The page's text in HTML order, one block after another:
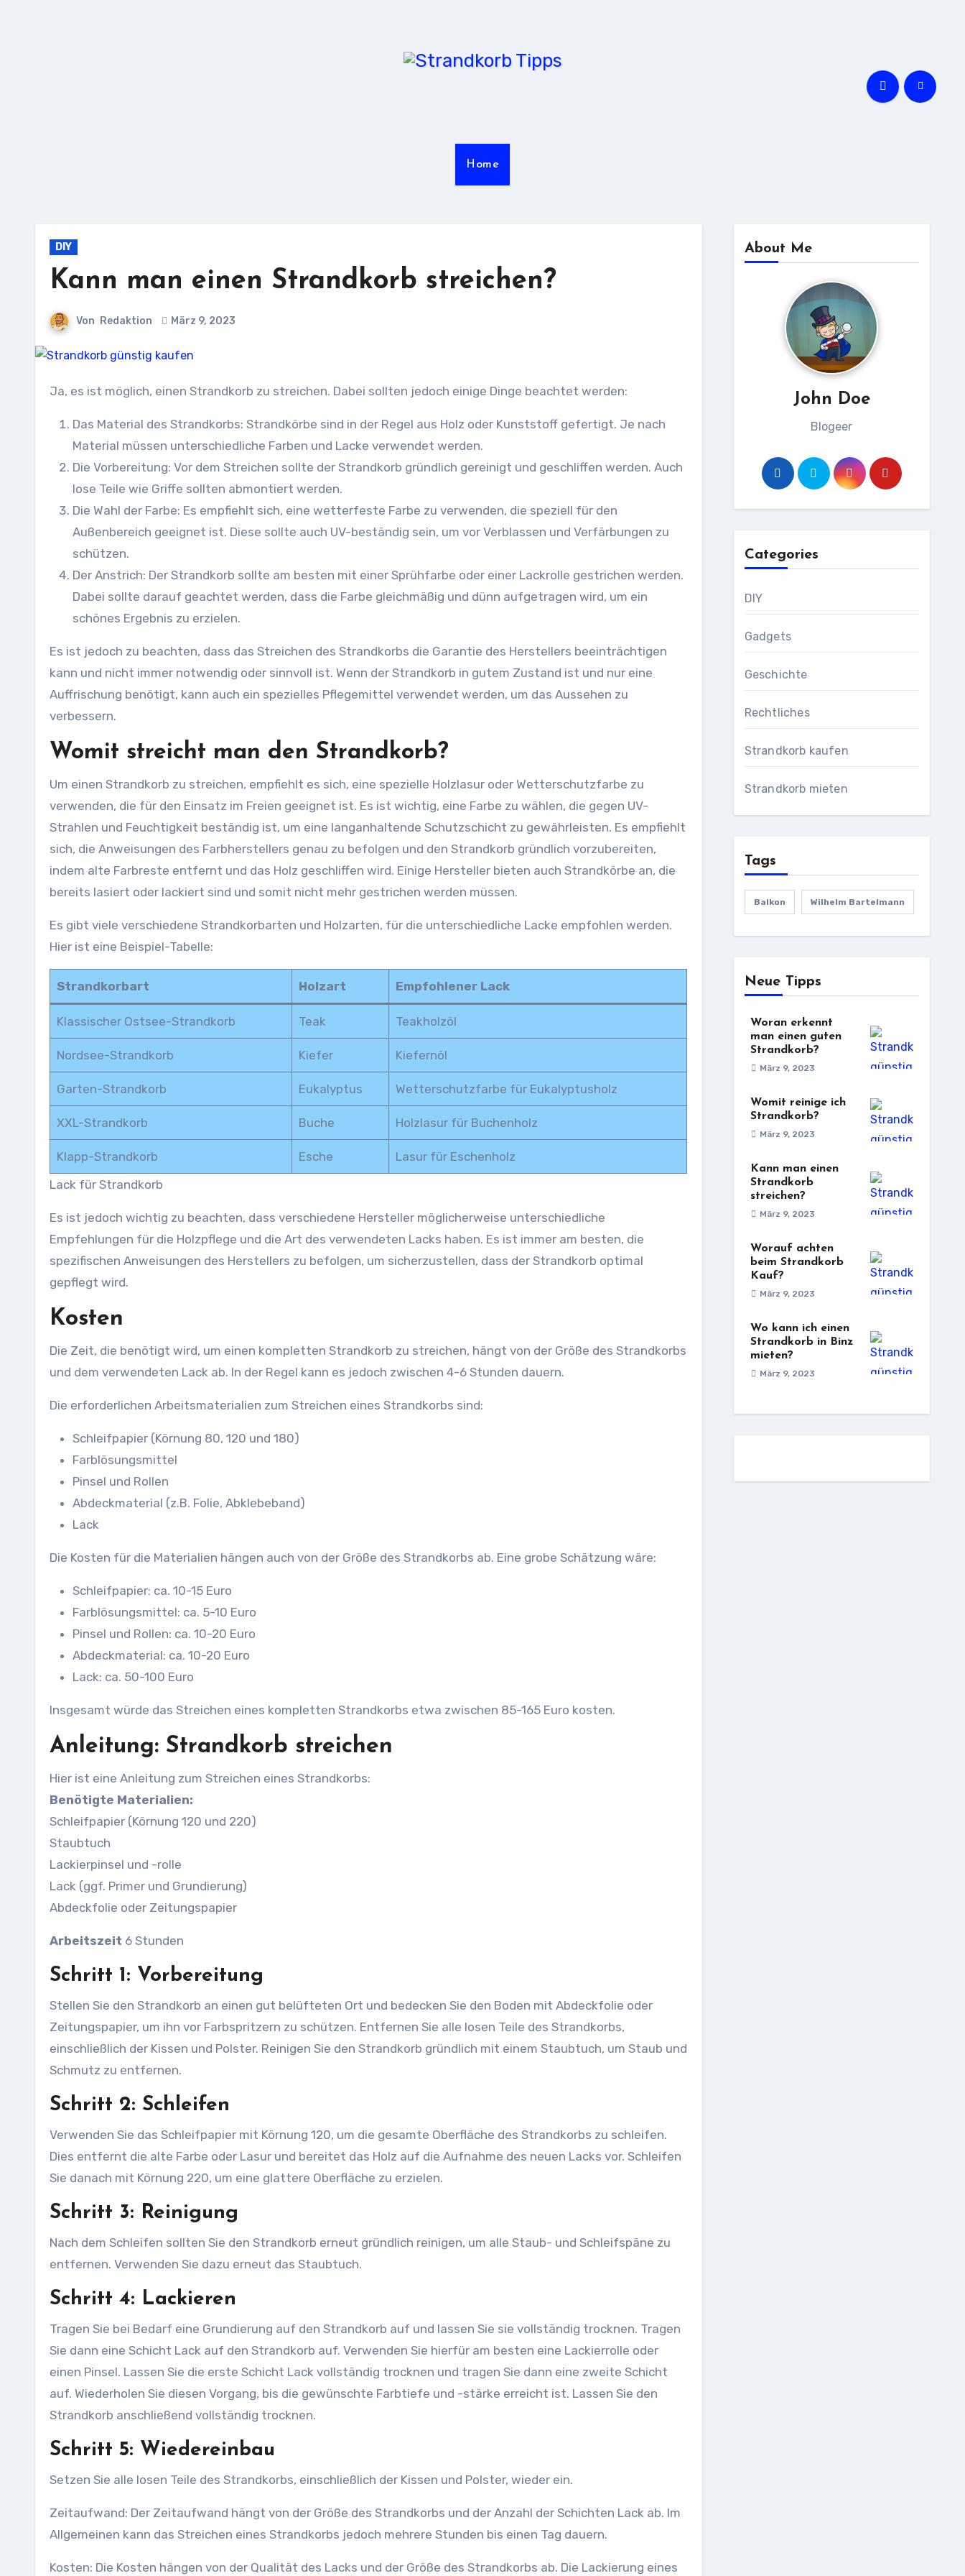
Home
DIY
Kann man einen Strandkorb streichen?
Von Redaktion März 9, 2023
Ja, es ist möglich, einen Strandkorb zu streichen. Dabei sollten jedoch einige Dinge beachtet werden:
Das Material des Strandkorbs: Strandkörbe sind in der Regel aus Holz oder Kunststoff gefertigt. Je nach
Material müssen unterschiedliche Farben und Lacke verwendet werden.
Die Vorbereitung: Vor dem Streichen sollte der Strandkorb gründlich gereinigt und geschliffen werden. Auch
lose Teile wie Griffe sollten abmontiert werden.
Die Wahl der Farbe: Es empfiehlt sich, eine wetterfeste Farbe zu verwenden, die speziell für den
Außenbereich geeignet ist. Diese sollte auch UV-beständig sein, um vor Verblassen und Verfärbungen zu
schützen.
Der Anstrich: Der Strandkorb sollte am besten mit einer Sprühfarbe oder einer Lackrolle gestrichen werden.
Dabei sollte darauf geachtet werden, dass die Farbe gleichmäßig und dünn aufgetragen wird, um ein
schönes Ergebnis zu erzielen.
Es ist jedoch zu beachten, dass das Streichen des Strandkorbs die Garantie des Herstellers beeinträchtigen
kann und nicht immer notwendig oder sinnvoll ist. Wenn der Strandkorb in gutem Zustand ist und nur eine
Auffrischung benötigt, kann auch ein spezielles Pflegemittel verwendet werden, um das Aussehen zu
verbessern.
Womit streicht man den Strandkorb?
Um einen Strandkorb zu streichen, empfiehlt es sich, eine spezielle Holzlasur oder Wetterschutzfarbe zu
verwenden, die für den Einsatz im Freien geeignet ist. Es ist wichtig, eine Farbe zu wählen, die gegen UV-
Strahlen und Feuchtigkeit beständig ist, um eine langanhaltende Schutzschicht zu gewährleisten. Es empfiehlt
sich, die Anweisungen des Farbherstellers genau zu befolgen und den Strandkorb gründlich vorzubereiten,
indem alte Farbreste entfernt und das Holz geschliffen wird. Einige Hersteller bieten auch Strandkörbe an, die
bereits lasiert oder lackiert sind und somit nicht mehr gestrichen werden müssen.
Es gibt viele verschiedene Strandkorbarten und Holzarten, für die unterschiedliche Lacke empfohlen werden.
Hier ist eine Beispiel-Tabelle:
Strandkorbart Holzart Empfohlener Lack
Klassischer Ostsee-Strandkorb Teak Teakholzöl
Nordsee-Strandkorb Kiefer Kiefernöl
Garten-Strandkorb Eukalyptus Wetterschutzfarbe für Eukalyptusholz
XXL-Strandkorb Buche Holzlasur für Buchenholz
Klapp-Strandkorb Esche
Lasur für Eschenholz
Lack für Strandkorb
Es ist jedoch wichtig zu beachten, dass verschiedene Hersteller möglicherweise unterschiedliche
Empfehlungen für die Holzpflege und die Art des verwendeten Lacks haben. Es ist immer am besten, die
spezifischen Anweisungen des Herstellers zu befolgen, um sicherzustellen, dass der Strandkorb optimal
gepflegt wird.
Kosten
Die Zeit, die benötigt wird, um einen kompletten Strandkorb zu streichen, hängt von der Größe des Strandkorbs
und dem verwendeten Lack ab. In der Regel kann es jedoch zwischen 4-6 Stunden dauern.
Die erforderlichen Arbeitsmaterialien zum Streichen eines Strandkorbs sind:
Schleifpapier (Körnung 80, 120 und 180)
Farblösungsmittel
Pinsel und Rollen
Abdeckmaterial (z.B. Folie, Abklebeband)
Lack
Die Kosten für die Materialien hängen auch von der Größe des Strandkorbs ab. Eine grobe Schätzung wäre:
Schleifpapier: ca. 10-15 Euro
Farblösungsmittel: ca. 5-10 Euro
Pinsel und Rollen: ca. 10-20 Euro
Abdeckmaterial: ca. 10-20 Euro
Lack: ca. 50-100 Euro
Insgesamt würde das Streichen eines kompletten Strandkorbs etwa zwischen 85-165 Euro kosten.
Anleitung: Strandkorb streichen
Hier ist eine Anleitung zum Streichen eines Strandkorbs:
Benötigte Materialien:
Schleifpapier (Körnung 120 und 220)
Staubtuch
Lackierpinsel und -rolle
Lack (ggf. Primer und Grundierung)
Abdeckfolie oder Zeitungspapier
Arbeitszeit 6 Stunden
Schritt 1: Vorbereitung
Stellen Sie den Strandkorb an einen gut belüfteten Ort und bedecken Sie den Boden mit Abdeckfolie oder
Zeitungspapier, um ihn vor Farbspritzern zu schützen. Entfernen Sie alle losen Teile des Strandkorbs,
einschließlich der Kissen und Polster. Reinigen Sie den Strandkorb gründlich mit einem Staubtuch, um Staub und
Schmutz zu entfernen.
Schritt 2: Schleifen
Verwenden Sie das Schleifpapier mit Körnung 120, um die gesamte Oberfläche des Strandkorbs zu schleifen.
Dies entfernt die alte Farbe oder Lasur und bereitet das Holz auf die Aufnahme des neuen Lacks vor. Schleifen
Sie danach mit Körnung 220, um eine glattere Oberfläche zu erzielen.
Schritt 3: Reinigung
Nach dem Schleifen sollten Sie den Strandkorb erneut gründlich reinigen, um alle Staub- und Schleifspäne zu
entfernen. Verwenden Sie dazu erneut das Staubtuch.
Schritt 4: Lackieren
Tragen Sie bei Bedarf eine Grundierung auf den Strandkorb auf und lassen Sie sie vollständig trocknen. Tragen
Sie dann eine Schicht Lack auf den Strandkorb auf. Verwenden Sie hierfür am besten eine Lackierrolle oder
einen Pinsel. Lassen Sie die erste Schicht Lack vollständig trocknen und tragen Sie dann eine zweite Schicht
auf. Wiederholen Sie diesen Vorgang, bis die gewünschte Farbtiefe und -stärke erreicht ist. Lassen Sie den
Strandkorb anschließend vollständig trocknen.
Schritt 5: Wiedereinbau
Setzen Sie alle losen Teile des Strandkorbs, einschließlich der Kissen und Polster, wieder ein.
Zeitaufwand: Der Zeitaufwand hängt von der Größe des Strandkorbs und der Anzahl der Schichten Lack ab. Im
Allgemeinen kann das Streichen eines Strandkorbs jedoch mehrere Stunden bis einen Tag dauern.
Kosten: Die Kosten hängen von der Qualität des Lacks und der Größe des Strandkorbs ab. Die Lackierung eines
About Me
John Doe
Blogeer
Categories
DIY
Gadgets
Geschichte
Rechtliches
Strandkorb kaufen
Strandkorb mieten
Tags
Balkon Wilhelm Bartelmann
Neue Tipps
Woran erkennt
man einen guten
Strandkorb?
März 9, 2023
Womit reinige ich
Strandkorb?
März 9, 2023
Kann man einen
Strandkorb
streichen?
März 9, 2023
Worauf achten
beim Strandkorb
Kauf?
März 9, 2023
Wo kann ich einen
Strandkorb in Binz
mieten?
März 9, 2023